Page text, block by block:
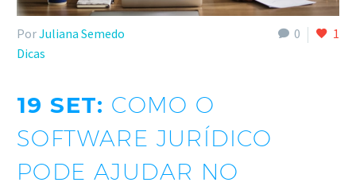
0 1
PorJuliana Semedo
Dicas
19 SET: COMO O
SOFTWARE JURÍDICO
PODE AJUDAR NO